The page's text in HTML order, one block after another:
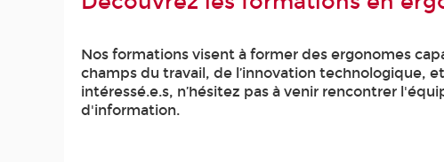
Nos formations visent à former des ergonomes
champs du travail, de l’innovation technologique,
intéressé.e.s, n’hésitez pas à venir rencontrer
d'information.